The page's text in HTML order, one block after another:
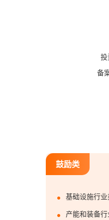
投
备
鼓励类
基础设施行业
产能和装备